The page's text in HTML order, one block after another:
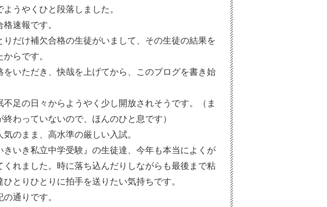
うやくひと段落しました。
速報です。
りだけ補欠合格の生徒がいまして、その生徒の結果を
らです。
をいただき、快哉を上げてから、このブログを書き始
足の日々からようやく少し開放されそうです。（ま
わっていないので、ほんのひと息です）
のまま、高水準の厳しい入試。
きいき私立中学受験』の生徒達、今年も本当によくが
くれました。時に落ち込んだりしながらも最後まで粘
とりひとりに拍手を送りたい気持ちです。
通りです。